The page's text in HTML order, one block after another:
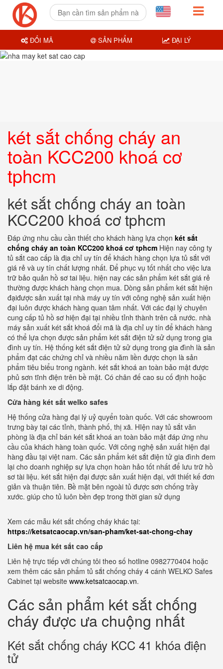
két sắt chống cháy an
toàn KCC200 khoá cơ
tphcm
két sắt chống cháy an toàn
KCC200 khoá cơ tphcm
Đáp ứng nhu cầu cần thiết cho khách hàng lựa chọn két sắt
chống cháy an toàn KCC200 khoá cơ tphcm Hiện nay công ty
tủ sắt cao cấp là địa chỉ uy tín để khách hàng chọn lựa tủ sắt với
giá rẻ và uy tín chất lượng nhất. Để phục vụ tốt nhất cho việc lưa
trữ bảo quản hồ sơ tai liệu. hiện nay các sản phẩm két sắt giá rẻ
thường được khách hàng chọn mua. Dòng sản phẩm két sắt hiện
đạiđược sản xuất tại nhà máy uy tín với công nghệ sản xuất hiện
đại luôn được khách hàng quan tâm nhất. Với các đại lý chuyên
cung cấp tủ hồ sơ hiện đại tại nhiều tỉnh thành trên cả nước. nhà
máy sản xuất két sắt khoá đổi mã là địa chỉ uy tín để khách hàng
có thể lựa chọn được sản phẩm két sắt điện tử sử dụng trong gia
đình uy tín. Hệ thống két sắt điện tử sử dụng trong gia đình là sản
phẩm đạt các chứng chỉ và nhiều năm liền được chọn là sản
phẩm tiêu biểu trong ngành. két sắt khoá an toàn bảo mật được
phủ sơn tĩnh điện trên bề mặt. Có chân đế cao su cố định hoặc
lắp đặt bánh xe di động.
Cửa hàng két sắt welko safes
Hệ thống cửa hàng đại lý uỷ quyển toàn quốc. Với các showroom
trưng bày tại các tỉnh, thành phố, thị xã. HIện nay tủ sắt văn
phòng là địa chỉ bán két sắt khoá an toàn bảo mật đáp ứng nhu
cầu của khách hàng toàn quốc. Với công nghệ sản xuất hiện đại
hàng đầu tại việt nam. Các sản phẩm két sắt điện tử gia đình đem
lại cho doanh nghiệp sự lựa chọn hoàn hảo tốt nhất để lưu trữ hồ
sơ tài liệu. két sắt hiện đại được sản xuất hiện đại, với thiết kế đơn
giản và thuận tiên. Bề mặt bên ngoài tủ được sơn chống trầy
xước. giúp cho tủ luôn bền đẹp trong thời gian sử dụng
Xem các mẫu két sắt chống cháy khác tại:
https://ketsatcaocap.vn/san-pham/ket-sat-chong-chay
Liên hệ mua két sắt cao cấp
Liên hệ trực tiếp với chúng tôi theo số hotline 0982770404 hoặc
xem thêm các sản phẩm tủ sắt chống cháy 4 cánh WELKO Safes
Cabinet tại website www.ketsatcaocap.vn.
Các sản phẩm két sắt chống
cháy được ưa chuộng nhất
Két sắt chống cháy KCC 41 khóa điện
tử
ĐỔI MÃ SẢN PHẨM ĐẠI LÝ